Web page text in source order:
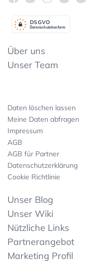
Datenschutzkonform
DSGVO
Über uns
Unser Team
Daten löschen lassen
Meine Daten abfragen
Impressum
AGB
AGB für Partner
Datenschutzerklärung
Cookie Richtlinie
Unser Blog
Unser Wiki
Nützliche Links
Partnerangebot
Marketing Profil